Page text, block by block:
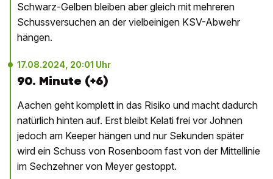
Schwarz-Gelben bleiben aber gleich mit mehreren
Schussversuchen an der vielbeinigen KSV-Abwehr
hängen.
17.08.2024, 20:01 Uhr
90. Minute (+6)
Aachen geht komplett in das Risiko und macht dadurch
natürlich hinten auf. Erst bleibt Kelati frei vor Johnen
jedoch am Keeper hängen und nur Sekunden später
wird ein Schuss von Rosenboom fast von der Mittellinie
im Sechzehner von Meyer gestoppt.